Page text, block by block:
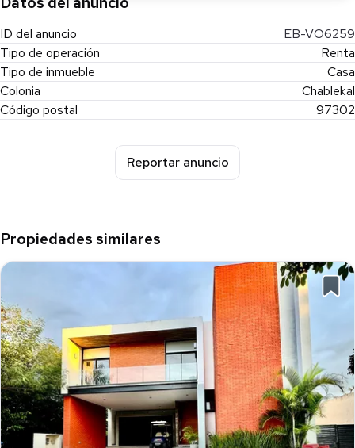
ID del anuncio
EB-VO6259
Tipo de operación
Renta
Tipo de inmueble
Casa
Colonia
Chablekal
Código postal
97302
Reportar anuncio
Propiedades similares